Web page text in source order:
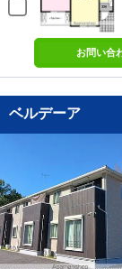
お問い合
ベルデーア